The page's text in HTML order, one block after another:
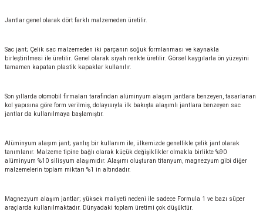
Jantlar genel olarak dört farklı malzemeden üretilir.
Sac jant; Çelik sac malzemeden iki parçanın soğuk formlanması ve kaynakla
birleştirilmesi ile üretilir. Genel olarak siyah renkte üretilir. Görsel kaygılarla ön yüzeyini
tamamen kapatan plastik kapaklar kullanılır.
Son yıllarda otomobil firmaları tarafından alüminyum alaşım jantlara benzeyen, tasarlanan
kol yapısına göre form verilmiş, dolayısıyla ilk bakışta alaşımlı jantlara benzeyen sac
jantlar da kullanılmaya başlamıştır.
Alüminyum alaşım jant; yanlış bir kullanım ile, ülkemizde genellikle çelik jant olarak
tanımlanır. Malzeme tipine bağlı olarak küçük değişiklikler olmakla birlikte %90
alüminyum %10 silisyum alaşımıdır. Alaşımı oluşturan titanyum, magnezyum gibi diğer
malzemelerin toplam miktarı %1 in altındadır.
Magnezyum alaşım jantlar; yüksek maliyeti nedeni ile sadece Formula 1 ve bazı süper
araçlarda kullanılmaktadır. Dünyadaki toplam üretimi çok düşüktür.